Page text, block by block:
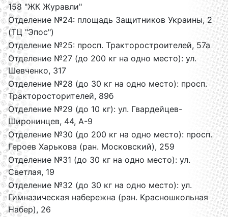
158 "ЖК Журавли"
Отделение №24: площадь Защитников Украины, 2
(ТЦ "Эпос")
Отделение №25: просп. Тракторостроителей, 57а
Отделение №27 (до 200 кг на одно место): ул.
Шевченко, 317
Отделение №28 (до 30 кг на одно место): просп.
Тракторосторителей, 89б
Отделение №29 (до 10 кг): ул. Гвардейцев-
Широнинцев, 44, А-9
Отделение №30 (до 200 кг на одно место): просп.
Героев Харькова (ран. Московский), 259
Отделение №31 (до 30 кг на одно место): ул.
Светлая, 19
Отделение №32 (до 30 кг на одно место): ул.
Гимназическая набережна (ран. Красношкольная
Набер), 26